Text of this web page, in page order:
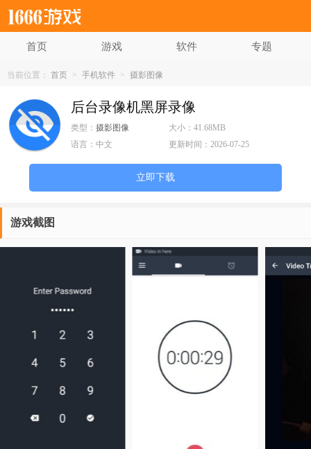
首页 游戏 软件 专题
当前位置： 首页 > 手机软件 > 摄影图像
后台录像机黑屏录像
类型： 摄影图像 大小：41.68MB
语言： 中文 更新时间：2026-07-25
立即下载
游戏截图